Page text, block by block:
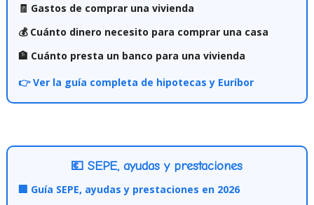
🧾 Gastos de comprar una vivienda
💰 Cuánto dinero necesito para comprar una casa
🏦 Cuánto presta un banco para una vivienda
👉 Ver la guía completa de hipotecas y Euríbor
💶 SEPE, ayudas y prestaciones
🏢 Guía SEPE, ayudas y prestaciones en 2026